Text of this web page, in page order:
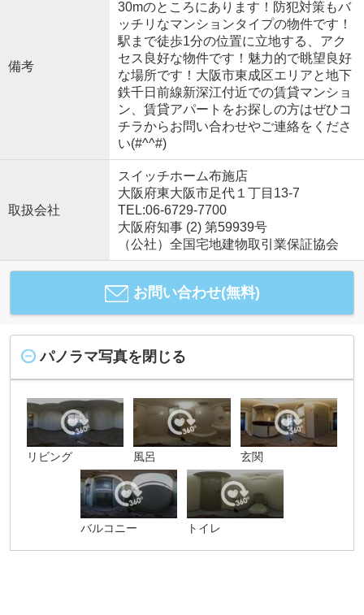
備考
30mのところにあります！防犯対策もバ
ッチリなマンションタイプの物件です！
駅まで徒歩1分の位置に立地する、アク
セス良好な物件です！魅力的で眺望良好
な場所です！大阪市東成区エリアと地下
鉄千日前線新深江付近での賃貸マンショ
ン、賃貸アパートをお探しの方はぜひコ
チラからお問い合わせやご連絡をくださ
い(#^^#)
取扱会社
スイッチホーム布施店
大阪府東大阪市足代１丁目13-7
TEL:06-6729-7700
大阪府知事 (2) 第59939号
（公社）全国宅地建物取引業保証協会
お問い合わせ(無料)
パノラマ写真を閉じる
リビング 風呂 玄関
バルコニー トイレ